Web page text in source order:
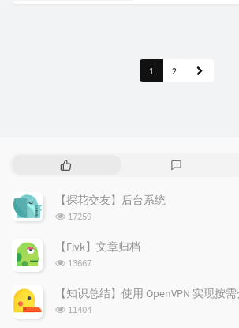
1 2
热
文
章
【探花交友】后台系统
浏
次
17259
【Fivk】文章归档
浏
次
数:
13667
浏
11404